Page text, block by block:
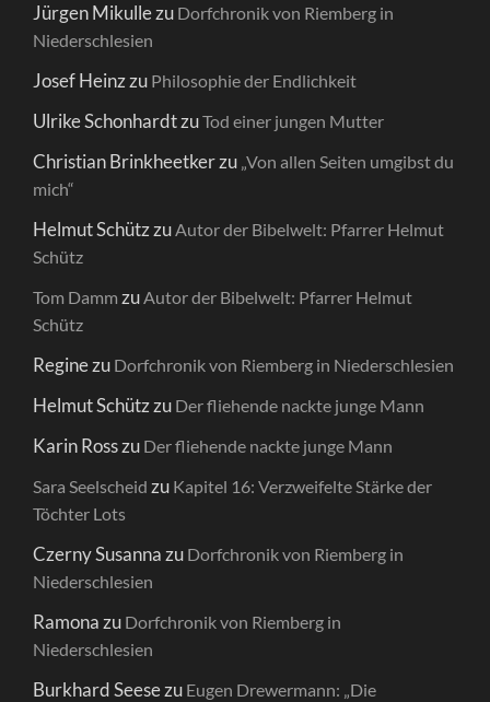
Jürgen Mikullezu Dorfchronik von Riemberg in
Niederschlesien
Josef Heinzzu Philosophie der Endlichkeit
Ulrike SchonhardtzuTod einer jungen Mutter
Christian Brinkheetkerzu „Von allen Seiten umgibst du
mich“
Helmut SchützzuAutor der Bibelwelt: Pfarrer Helmut
Schütz
Tom Damm zuAutor der Bibelwelt: Pfarrer Helmut
Schütz
Reginezu Dorfchronik von Riemberg in Niederschlesien
Helmut Schützzu Der fliehende nackte junge Mann
Karin Rosszu Der fliehende nackte junge Mann
Sara Seelscheid zu Kapitel 16: Verzweifelte Stärke der
Töchter Lots
Czerny Susannazu Dorfchronik von Riemberg in
Niederschlesien
Ramonazu Dorfchronik von Riemberg in
Niederschlesien
Burkhard Seesezu Eugen Drewermann: „Die